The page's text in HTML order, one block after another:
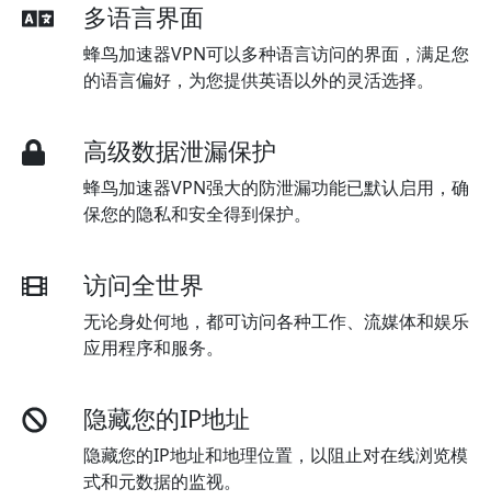
多语言界面
蜂鸟加速器VPN可以多种语言访问的界面，满足您
的语言偏好，为您提供英语以外的灵活选择。
高级数据泄漏保护
蜂鸟加速器VPN强大的防泄漏功能已默认启用，确
保您的隐私和安全得到保护。
访问全世界
无论身处何地，都可访问各种工作、流媒体和娱乐
应用程序和服务。
隐藏您的IP地址
隐藏您的IP地址和地理位置，以阻止对在线浏览模
式和元数据的监视。